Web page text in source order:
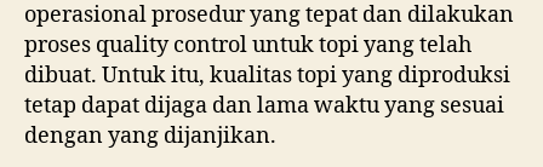
operasional prosedur yang tepat dan dilakukan
proses quality control untuk topi yang telah
dibuat. Untuk itu, kualitas topi yang diproduksi
tetap dapat dijaga dan lama waktu yang sesuai
dengan yang dijanjikan.